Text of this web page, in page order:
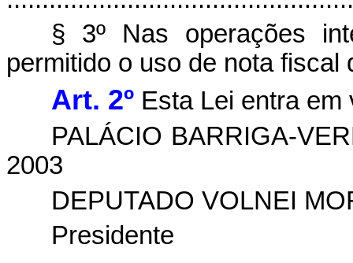
§ 3º Nas operações
permitido o uso de nota fiscal
Art. 2ºEsta Lei entra em
PALÁCIO BARRIGA-
2003
DEPUTADO VOLNEI
Presidente